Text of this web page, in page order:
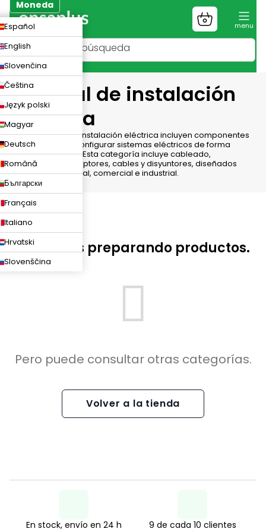
al
contenido
Moneda
Español
English
Slovenčina
Čeština
Język polski
Magyar
Deutsch
Română
Български
Français
Italiano
Hrvatski
Slovenščina
Cesta
de
la
Material de instalación
eléctrica
Los materiales de instalación eléctrica incluyen componentes
esenciales para configurar sistemas eléctricos de forma
segura y eficiente. Esta categoría incluye cableado,
conectores, interruptores, cables y disyuntores, diseñados
para uso residencial, comercial e industrial.
Seguimos preparando productos.
Pero puede consultar otras categorías.
Volver a la tienda
En stock, envío en 24 h
9 de cada 10 clientes